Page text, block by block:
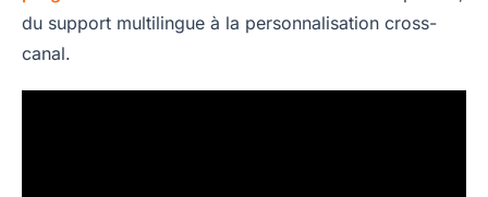
du support multilingue à la personnalisation cross-
canal.